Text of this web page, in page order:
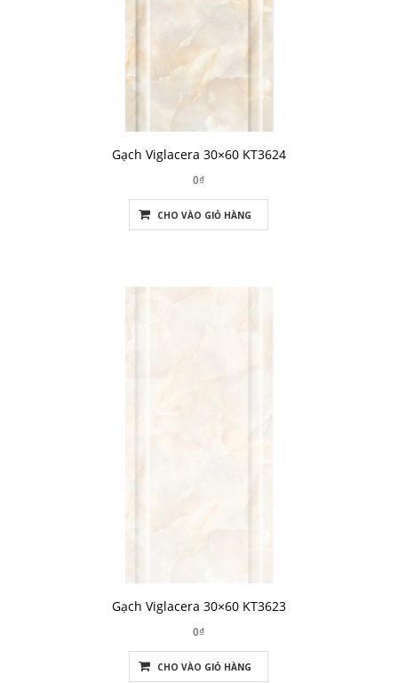
Gạch Viglacera 30×60 KT3624
0₫
CHO VÀO GIỎ HÀNG
Gạch Viglacera 30×60 KT3623
0₫
CHO VÀO GIỎ HÀNG